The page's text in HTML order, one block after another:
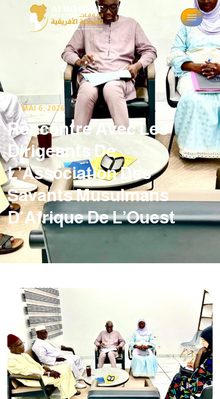
MAI 6, 2026
Rencontre Avec Les
Dirigeants De
L’Association Des
Savants Musulmans
D’Afrique De L’Ouest